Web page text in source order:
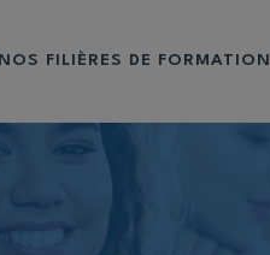
NOS FILIÈRES DE FORMATION